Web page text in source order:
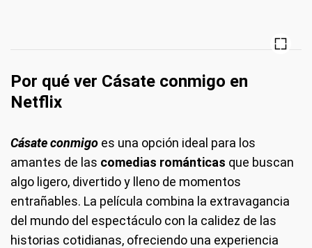
Por qué ver Cásate conmigo en
Netflix
Cásate conmigo es una opción ideal para los
amantes de las comedias románticas que buscan
algo ligero, divertido y lleno de momentos
entrañables. La película combina la extravagancia
del mundo del espectáculo con la calidez de las
historias cotidianas, ofreciendo una experiencia